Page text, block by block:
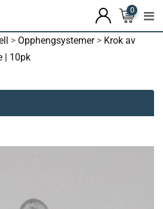
0
> Opphengsystemer> Krok av
| 10pk